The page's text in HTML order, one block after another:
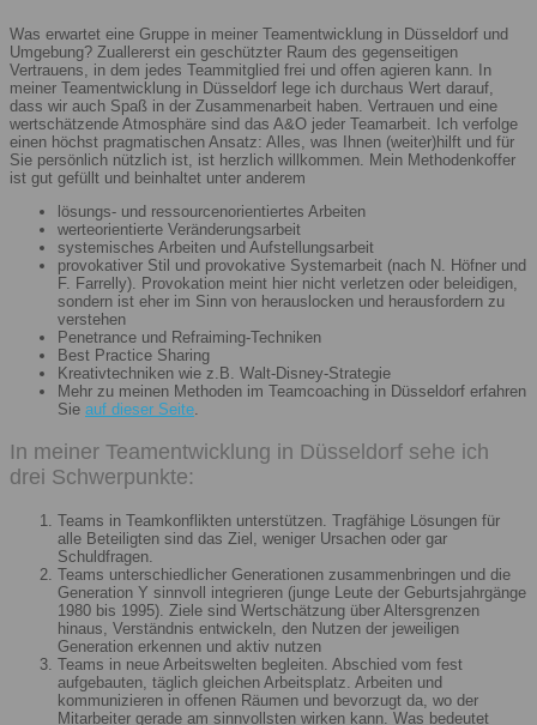
Was erwartet eine Gruppe in meiner Teamentwicklung in Düsseldorf und
Umgebung? Zuallererst ein geschützter Raum des gegenseitigen
Vertrauens, in dem jedes Teammitglied frei und offen agieren kann. In
meiner Teamentwicklung in Düsseldorf lege ich durchaus Wert darauf,
dass wir auch Spaß in der Zusammenarbeit haben. Vertrauen und eine
wertschätzende Atmosphäre sind das A&O jeder Teamarbeit. Ich verfolge
einen höchst pragmatischen Ansatz: Alles, was Ihnen (weiter)hilft und für
Sie persönlich nützlich ist, ist herzlich willkommen. Mein Methodenkoffer
ist gut gefüllt und beinhaltet unter anderem
lösungs- und ressourcenorientiertes Arbeiten
werteorientierte Veränderungsarbeit
systemisches Arbeiten und Aufstellungsarbeit
provokativer Stil und provokative Systemarbeit (nach N. Höfner und
F. Farrelly). Provokation meint hier nicht verletzen oder beleidigen,
sondern ist eher im Sinn von herauslocken und herausfordern zu
verstehen
Penetrance und Refraiming-Techniken
Best Practice Sharing
Kreativtechniken wie z.B. Walt-Disney-Strategie
Mehr zu meinen Methoden im Teamcoaching in Düsseldorf erfahren
Sie auf dieser Seite.
In meiner Teamentwicklung in Düsseldorf sehe ich
drei Schwerpunkte:
Teams in Teamkonflikten unterstützen. Tragfähige Lösungen für
alle Beteiligten sind das Ziel, weniger Ursachen oder gar
Schuldfragen.
Teams unterschiedlicher Generationen zusammenbringen und die
Generation Y sinnvoll integrieren (junge Leute der Geburtsjahrgänge
1980 bis 1995). Ziele sind Wertschätzung über Altersgrenzen
hinaus, Verständnis entwickeln, den Nutzen der jeweiligen
Generation erkennen und aktiv nutzen
Teams in neue Arbeitswelten begleiten. Abschied vom fest
aufgebauten, täglich gleichen Arbeitsplatz. Arbeiten und
kommunizieren in offenen Räumen und bevorzugt da, wo der
Mitarbeiter gerade am sinnvollsten wirken kann. Was bedeutet